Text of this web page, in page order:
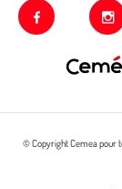
facebook
© Copyright Cemea pour